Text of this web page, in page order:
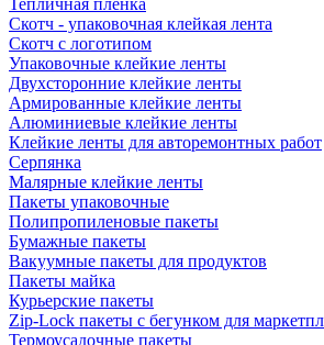
Тепличная пленка
Скотч - упаковочная клейкая лента
Скотч с логотипом
Упаковочные клейкие ленты
Двухсторонние клейкие ленты
Армированные клейкие ленты
Алюминиевые клейкие ленты
Клейкие ленты для авторемонтных работ
Серпянка
Малярные клейкие ленты
Пакеты упаковочные
Полипропиленовые пакеты
Бумажные пакеты
Вакуумные пакеты для продуктов
Пакеты майка
Курьерские пакеты
Zip-Lock пакеты с бегунком для
Термоусадочные пакеты